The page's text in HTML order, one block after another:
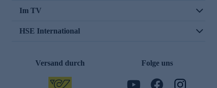
Im TV
HSE International
Versand durch Folge uns